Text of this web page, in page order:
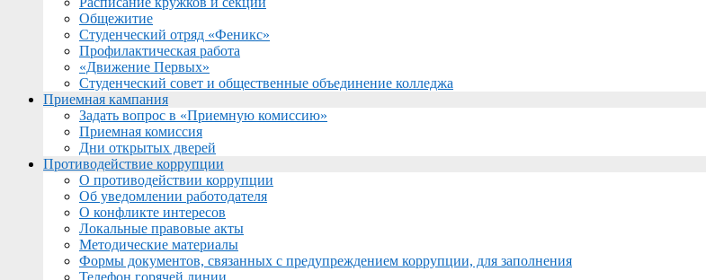
Общежитие
Студенческий отряд «Феникс»
Профилактическая работа
«Движение Первых»
Студенческий совет и общественные объединение колледжа
Приемная кампания
Задать вопрос в «Приемную комиссию»
Приемная комиссия
Дни открытых дверей
Противодействие коррупции
О противодействии коррупции
Об уведомлении работодателя
О конфликте интересов
Локальные правовые акты
Методические материалы
Формы документов, связанных с предупреждением коррупции, для заполнения
Телефон горячей линии